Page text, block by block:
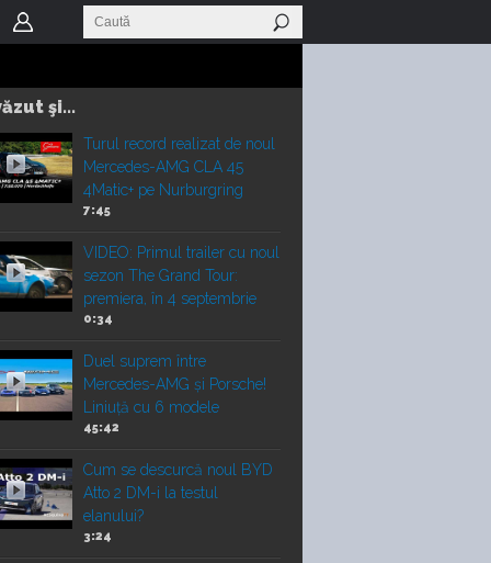
şi...
Turul record realizat de noul
Mercedes-AMG CLA 45
4Matic+ pe Nurburgring
7:45
VIDEO: Primul trailer cu noul
sezon The Grand Tour:
premiera, în 4 septembrie
0:34
Duel suprem între
Mercedes-AMG și Porsche!
Liniuță cu 6 modele
45:42
Cum se descurcă noul BYD
Atto 2 DM-i la testul
elanului?
3:24